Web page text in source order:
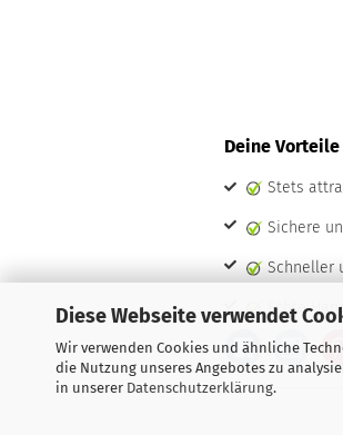
Diese Webseite verwendet
Wir verwenden Cookies und ähnliche
die Nutzung unseres Angebotes zu
in unserer Datenschutzerklärung.
Deine
Stets
Sichere
Schneller
Echte